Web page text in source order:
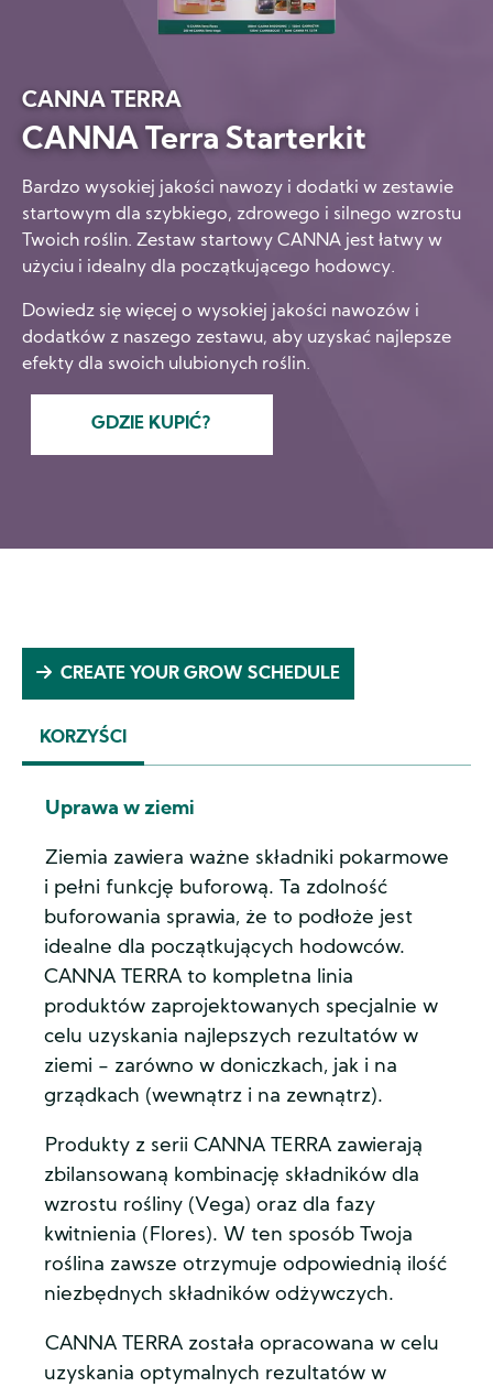
CANNA TERRA
CANNA Terra Starterkit
Bardzo wysokiej jakości nawozy i dodatki w zestawie
startowym dla szybkiego, zdrowego i silnego wzrostu
Twoich roślin. Zestaw startowy CANNA jest łatwy w
użyciu i idealny dla początkującego hodowcy.
Dowiedz się więcej o wysokiej jakości nawozów i
dodatków z naszego zestawu, aby uzyskać najlepsze
efekty dla swoich ulubionych roślin.
GDZIE KUPIĆ?
KORZYŚCI
(ACTIVE
CREATE YOUR GROW SCHEDULE
Uprawa w ziemi
Ziemia zawiera ważne składniki pokarmowe
i pełni funkcję buforową. Ta zdolność
buforowania sprawia, że to podłoże jest
idealne dla początkujących hodowców.
CANNA TERRA to kompletna linia
produktów zaprojektowanych specjalnie w
celu uzyskania najlepszych rezultatów w
ziemi - zarówno w doniczkach, jak i na
grządkach (wewnątrz i na zewnątrz).
Produkty z serii CANNA TERRA zawierają
zbilansowaną kombinację składników dla
wzrostu rośliny (Vega) oraz dla fazy
kwitnienia (Flores). W ten sposób Twoja
roślina zawsze otrzymuje odpowiednią ilość
niezbędnych składników odżywczych.
CANNA TERRA została opracowana w celu
uzyskania optymalnych rezultatów w